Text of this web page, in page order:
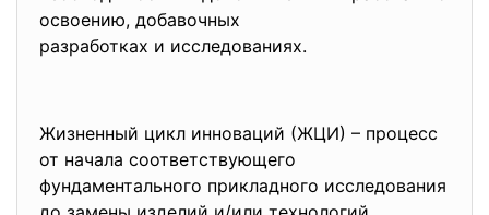
освоению, добавочных
разработках и исследованиях.
Жизненный цикл инноваций (ЖЦИ) – процесс
от начала соответствующего
фундаментального прикладного исследования